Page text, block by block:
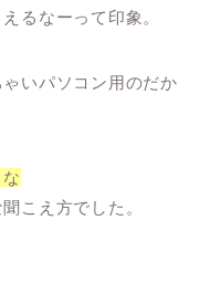
るなーって印象。
いパソコン用のだか
こえ方でした。